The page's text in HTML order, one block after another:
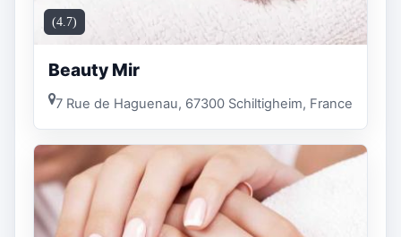
(4.7)
Beauty Mir
7 Rue de Haguenau, 67300 Schiltigheim, France